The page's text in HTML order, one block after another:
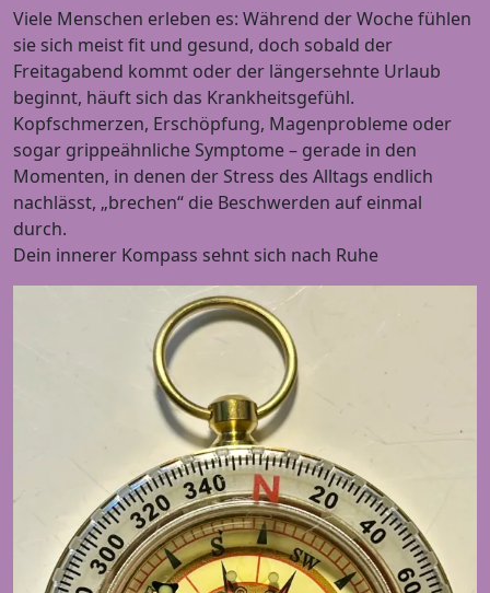
Viele Menschen erleben es: Während der Woche fühlen
sie sich meist fit und gesund, doch sobald der
Freitagabend kommt oder der längersehnte Urlaub
beginnt, häuft sich das Krankheitsgefühl.
Kopfschmerzen, Erschöpfung, Magenprobleme oder
sogar grippeähnliche Symptome – gerade in den
Momenten, in denen der Stress des Alltags endlich
nachlässt, „brechen“ die Beschwerden auf einmal
durch.
Dein innerer Kompass sehnt sich nach Ruhe